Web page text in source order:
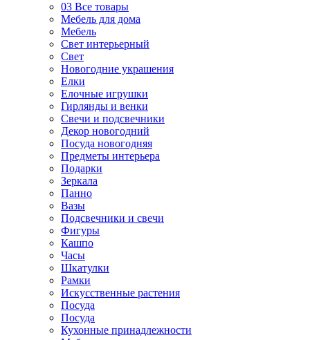
03 Все товары
Мебель для дома
Мебель
Свет интерьерный
Свет
Новогодние украшения
Елки
Елочные игрушки
Гирлянды и венки
Свечи и подсвечники
Декор новогодний
Посуда новогодняя
Предметы интерьера
Подарки
Зеркала
Панно
Вазы
Подсвечники и свечи
Фигуры
Кашпо
Часы
Шкатулки
Рамки
Искусственные растения
Посуда
Посуда
Кухонные принадлежности